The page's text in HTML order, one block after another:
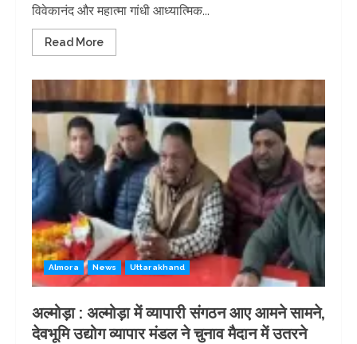
विवेकानंद और महात्मा गांधी आध्यात्मिक...
Read More
Almora News Uttarakhand
अल्मोड़ा : अल्मोड़ा में व्यापारी संगठन आए आमने सामने,
देवभूमि उद्योग व्यापार मंडल ने चुनाव मैदान में उतरने